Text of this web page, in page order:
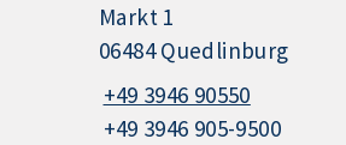
Markt 1
06484 Quedlinburg
+49 3946 90550
+49 3946 905-9500